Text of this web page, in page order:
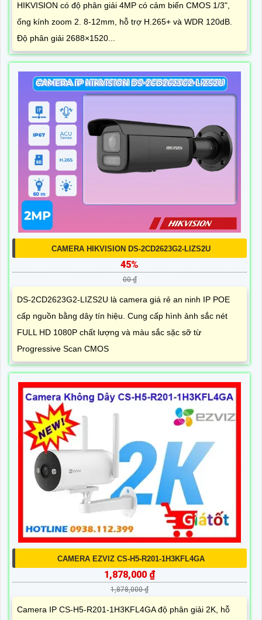
HIKVISION có độ phân giải 4MP có cảm biến CMOS 1/3",
ống kính zoom 2. 8-12mm, hỗ trợ H.265+ và WDR 120dB.
Độ phân giải 2688×1520...
CAMERA HIKVISION DS-2CD2623G2-LIZS2U
45%
00 ₫
DS-2CD2623G2-LIZS2U là camera giá rẻ an ninh IP POE
cấp nguồn bằng dây tín hiệu. Cung cấp hình ảnh sắc nét
FULL HD 1080P chất lượng và màu sắc sặc sỡ từ
Progressive Scan CMOS
CAMERA EZVIZ CS-H5-R201-1H3KFL4GA
1,878,000 ₫
1,878,000 ₫
Camera IP CS-H5-R201-1H3KFL4GA độ phân giải 2K, hỗ